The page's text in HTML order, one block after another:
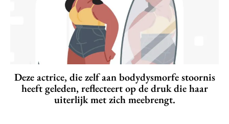
Deze actrice, die zelf aan bodydysmorfe stoornis
heeft geleden, reflecteert op de druk die haar
uiterlijk met zich meebrengt.